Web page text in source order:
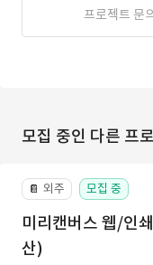
프로젝트 문
모집 중인 다른 프
📔 외주 모집 중
미리캔버스 웹/인
산)